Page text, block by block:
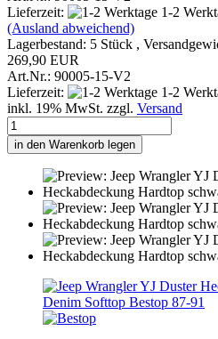
Lieferzeit:
1-2
(Ausland abweichend)
Lagerbestand: 5 Stück ,
269,90 EUR
Art.Nr.: 90005-15-V2
Lieferzeit:
1-2
inkl. 19% MwSt. zzgl. Versand
in den Warenkorb legen